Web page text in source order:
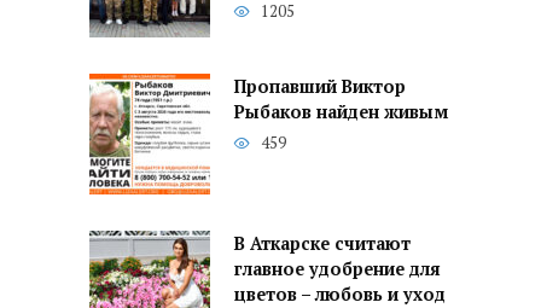
1205
Пропавший Виктор
Рыбаков найден живым
459
В Аткарске считают
главное удобрение для
цветов – любовь и уход